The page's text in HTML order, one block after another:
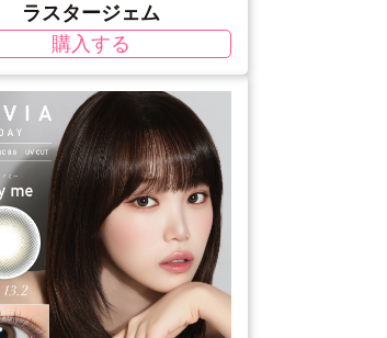
ラスタージェム
購入する